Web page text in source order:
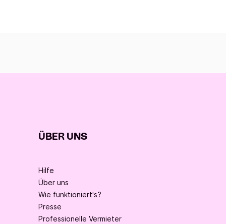
ÜBER UNS
Hilfe
Über uns
Wie funktioniert's?
Presse
Professionelle Vermieter